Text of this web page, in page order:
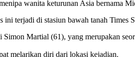
wanita keturunan Asia bernama
ini terjadi di stasiun bawah tanah
Martial (61), yang merupakan
melarikan diri dari lokasi kejadian.